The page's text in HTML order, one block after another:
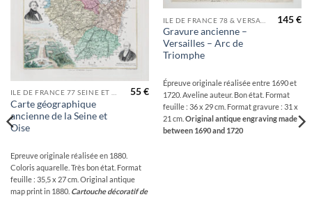
ILE DE FRANCE 77 SEINE ET MARNE
Carte géographique
ancienne de la Seine et
Oise
55€
Epreuve originale réalisée en 1880.
Coloris aquarelle. Très bon état. Format
feuille : 35,5 x 27 cm. Original antique
map print in 1880. Cartouche décoratif de
Gravure ancienne –
Versailles – Arc de
Triomphe
145€
Épreuve originale réalisée entre 1690 et
1720. Aveline auteur. Bon état. Format
feuille : 36 x 29 cm. Format gravure : 31 x
21 cm. Original antique engraving made
between 1690 and 1720